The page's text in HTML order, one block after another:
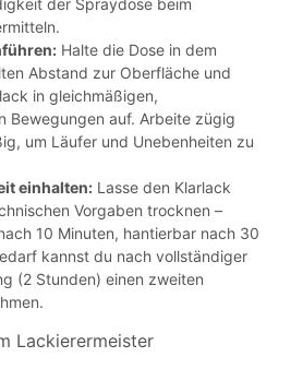
der Spraydose beim
Halte die Dose in dem
Abstand zur Oberfläche und
in gleichmäßigen,
Bewegungen auf. Arbeite zügig
um Läufer und Unebenheiten zu
einhalten: Lasse den Klarlack
Vorgaben trocknen –
10 Minuten, hantierbar nach 30
kannst du nach vollständiger
(2 Stunden) einen zweiten
Lackierermeister